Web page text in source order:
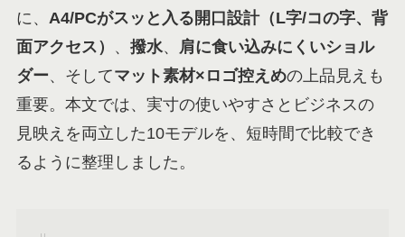
に、 A4/PCがスッと入る開口設計（L字/コの字、背
面アクセス）
、 撥水、 肩に食い込みにくいショル
ダー、そしてマット素材×ロゴ控えめの上品見えも
重要。本文では、実寸の使いやすさとビジネスの
見映えを両立した10モデルを、短時間で比較でき
るように整理しました。